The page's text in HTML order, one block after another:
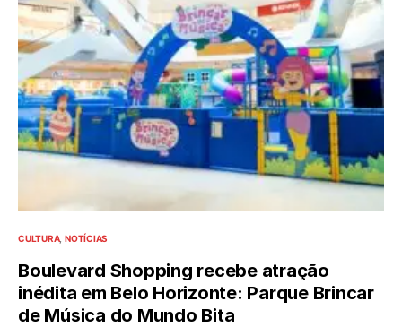
CULTURA NOTÍCIAS
Boulevard Shopping recebe atração
inédita em Belo Horizonte: Parque Brincar
de Música do Mundo Bita